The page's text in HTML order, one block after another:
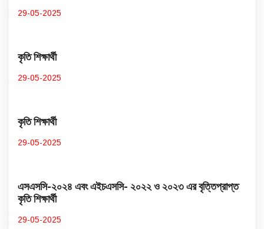
29-05-2025
কৃতি শিক্ষার্থী
29-05-2025
কৃতি শিক্ষার্থী
29-05-2025
এসএসসি-২০২৪ এবং এইচএসসি- ২০২২ ও ২০২৩ এর বৃত্তিপ্রাপ্ত
কৃতি শিক্ষার্থী
29-05-2025